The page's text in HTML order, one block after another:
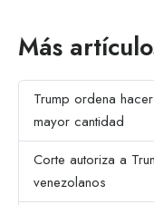
Más
Trump ordena
mayor cantidad
Corte autoriza a
venezolanos